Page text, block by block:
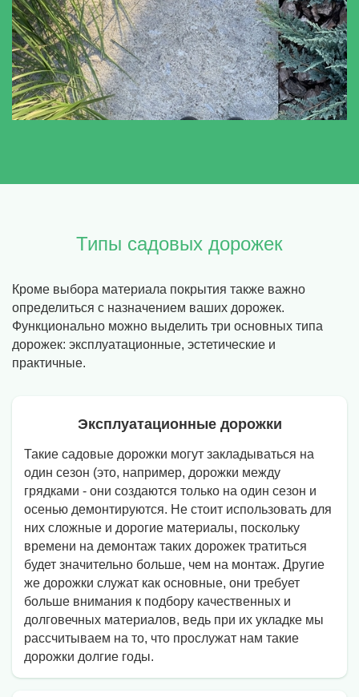
Типы садовых дорожек
Кроме выбора материала покрытия также важно
определиться с назначением ваших дорожек.
Функционально можно выделить три основных типа
дорожек: эксплуатационные, эстетические и
практичные.
Эксплуатационные дорожки
Такие садовые дорожки могут закладываться на
один сезон (это, например, дорожки между
грядками - они создаются только на один сезон и
осенью демонтируются. Не стоит использовать для
них сложные и дорогие материалы, поскольку
времени на демонтаж таких дорожек тратиться
будет значительно больше, чем на монтаж. Другие
же дорожки служат как основные, они требует
больше внимания к подбору качественных и
долговечных материалов, ведь при их укладке мы
рассчитываем на то, что прослужат нам такие
дорожки долгие годы.